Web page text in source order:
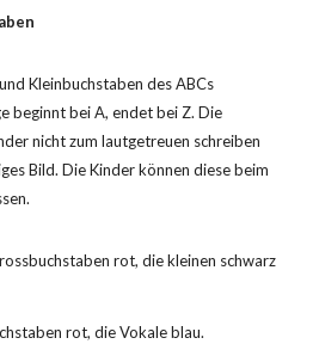
Kleinbuchstaben des ABCs
beginnt bei A, endet bei Z. Die
nicht zum lautgetreuen schreiben
Bild. Die Kinder können diese beim
rot, die kleinen schwarz
rot, die Vokale blau.